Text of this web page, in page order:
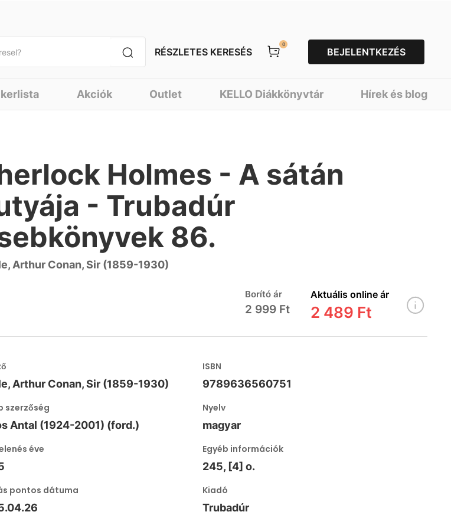
RÉSZLETES KERESÉS
0
BEJELENTKEZÉS
Akciók Outlet KELLO Diákkönyvtár Hírek és blog
Holmes - A sátán
- Trubadúr
86.
Arthur Conan, Sir (1859-1930)
Borító ár
2 999 Ft
Aktuális online ár
2 489 Ft
Arthur Conan, Sir (1859-1930)
ISBN
9789636560751
szerzőség
Antal (1924-2001) (ford.)
Nyelv
magyar
éve Egyéb információk
245, [4] o.
pontos dátuma Kiadó
Trubadúr